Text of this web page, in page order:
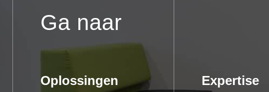
Ga naar
Oplossingen Expertise